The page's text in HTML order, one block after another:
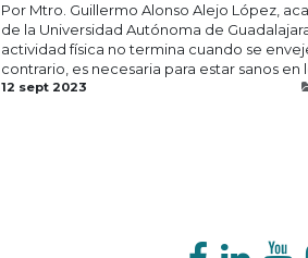
Por Mtro. Guillermo Alonso Alejo López,
de la Universidad Autónoma de
actividad física no termina cuando se
contrario, es necesaria para estar sanos en
12 sept 2023